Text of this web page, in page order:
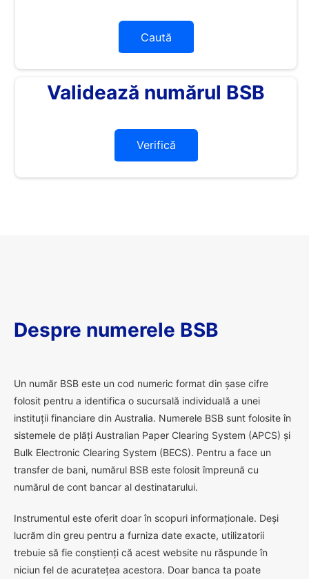
Caută
Validează numărul BSB
Verifică
Despre numerele BSB
Un număr BSB este un cod numeric format din șase cifre
folosit pentru a identifica o sucursală individuală a unei
instituții financiare din Australia. Numerele BSB sunt folosite în
sistemele de plăți Australian Paper Clearing System (APCS) și
Bulk Electronic Clearing System (BECS). Pentru a face un
transfer de bani, numărul BSB este folosit împreună cu
numărul de cont bancar al destinatarului.
Instrumentul este oferit doar în scopuri informaționale. Deși
lucrăm din greu pentru a furniza date exacte, utilizatorii
trebuie să fie conștienți că acest website nu răspunde în
niciun fel de acuratețea acestora. Doar banca ta poate